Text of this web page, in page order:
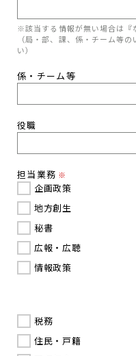
※該当する情報が無い場合は『
（局・部、課、係・チーム等
い）
係・チーム等
役職
担当業務 ※
企画政策
地方創生
秘書
広報・広聴
情報政策
税務
住民・戸籍